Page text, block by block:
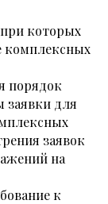
которых
комплексных
порядок
заявки для
заявок
на
к